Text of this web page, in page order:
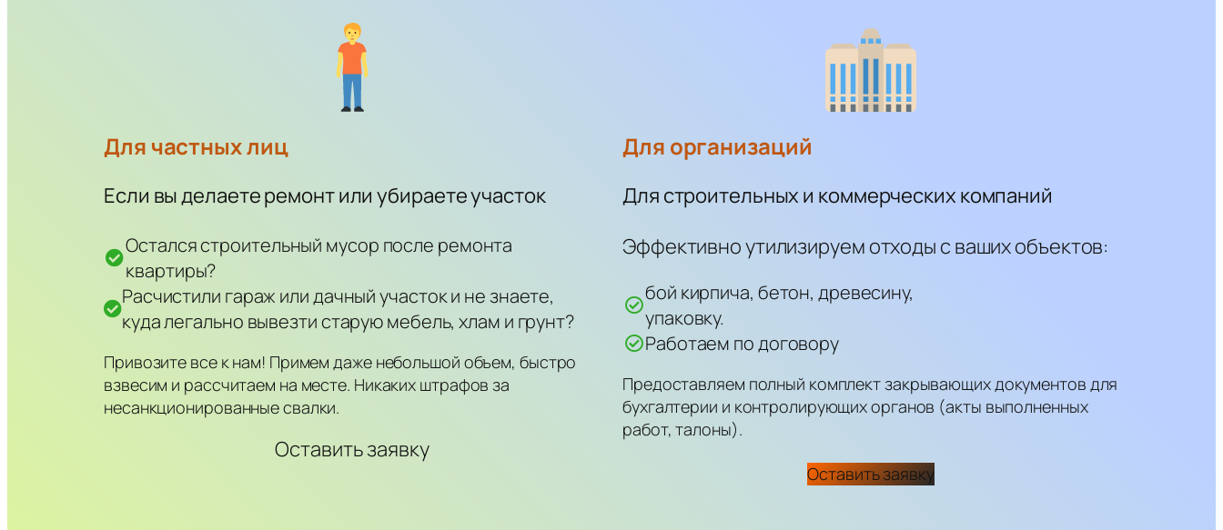
Для частных лиц
Если вы делаете ремонт или убираете участок
Остался строительный мусор после ремонта
квартиры?
Расчистили гараж или дачный участок и не знаете,
куда легально вывезти старую мебель, хлам и грунт?
Привозите все к нам! Примем даже небольшой объем, быстро
взвесим и рассчитаем на месте. Никаких штрафов за
несанкционированные свалки.
Оставить заявку
Для организаций
Для строительных и коммерческих компаний
Эффективно утилизируем отходы с ваших объектов:
бой кирпича, бетон, древесину,
упаковку.
Работаем по договору
Предоставляем полный комплект закрывающих документов для
бухгалтерии и контролирующих органов (акты выполненных
работ, талоны).
Оставить заявку